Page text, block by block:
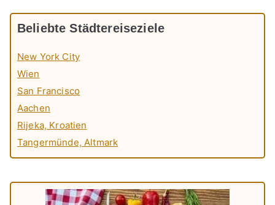
Beliebte Städtereiseziele
New York City
Wien
San Francisco
Aachen
Rijeka, Kroatien
Tangermünde, Altmark